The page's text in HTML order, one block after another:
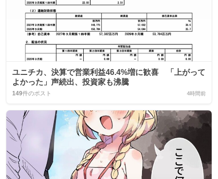
ユニチカ、決算で営業利益46.4%増に歓喜 「上がって
よかった」声続出、投資家も沸騰
149件のポスト 4時間前